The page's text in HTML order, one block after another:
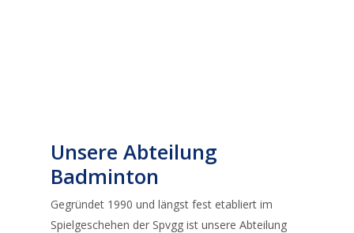
Unsere Abteilung
Badminton
Gegründet 1990 und längst fest etabliert im
Spielgeschehen der Spvgg ist unsere Abteilung